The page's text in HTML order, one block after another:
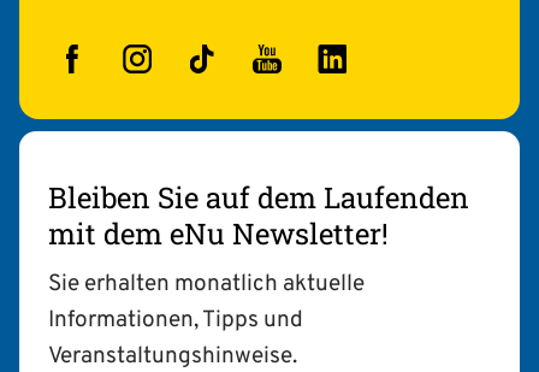
FacebookInstagram
TikTokYouTubeLinkedIn
Bleiben Sie auf dem Laufenden
mit dem eNu Newsletter!
Sie erhalten monatlich aktuelle
Informationen, Tipps und
Veranstaltungshinweise.